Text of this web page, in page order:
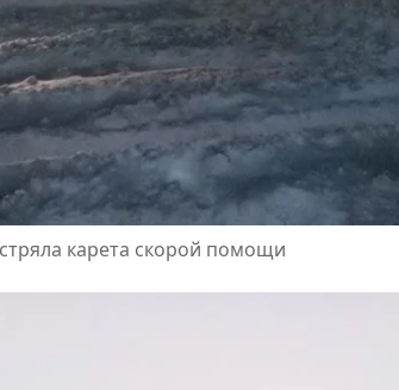
карета скорой помощи